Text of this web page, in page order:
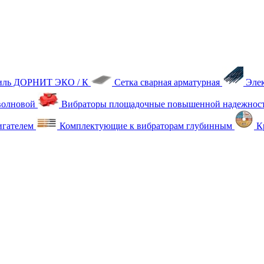
ДОРНИТ ЭКО / К Сетка сварная арматурная
Вибраторы площадочные повышенной
Комплектующие к вибраторам глубинным